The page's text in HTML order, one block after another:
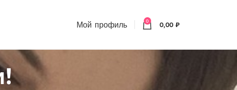
Мой профиль 0 0,00 ₽